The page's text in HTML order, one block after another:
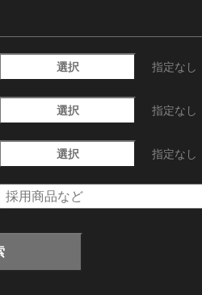
選択 指定なし
選択 指定なし
選択 指定なし